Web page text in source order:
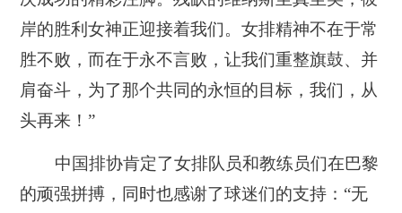
岸的胜利女神正迎接着我们。女排精神不在于常
胜不败，而在于永不言败，让我们重整旗鼓、并
肩奋斗，为了那个共同的永恒的目标，我们，从
头再来！”
中国排协肯定了女排队员和教练员们在巴黎
的顽强拼搏，同时也感谢了球迷们的支持：“无